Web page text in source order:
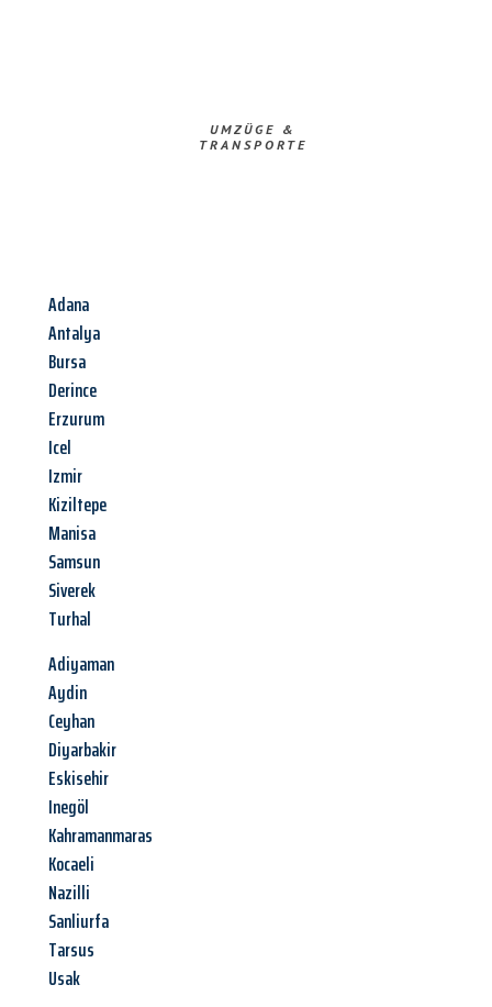
UMZÜGE &
TRANSPORTE
Adana
Antalya
Bursa
Derince
Erzurum
Icel
Izmir
Kiziltepe
Manisa
Samsun
Siverek
Turhal
Adiyaman
Aydin
Ceyhan
Diyarbakir
Eskisehir
Inegöl
Kahramanmaras
Kocaeli
Nazilli
Sanliurfa
Tarsus
Usak